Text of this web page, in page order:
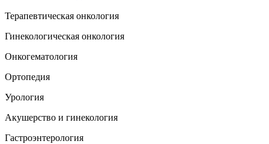
Терапевтическая онкология
Гинекологическая онкология
Онкогематология
Ортопедия
Урология
Акушерство и гинекология
Гастроэнтерология